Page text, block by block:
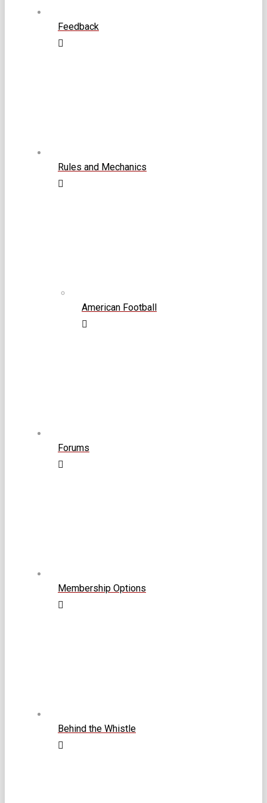
Feedback
Rules and Mechanics
American Football
Forums
Membership Options
Behind the Whistle